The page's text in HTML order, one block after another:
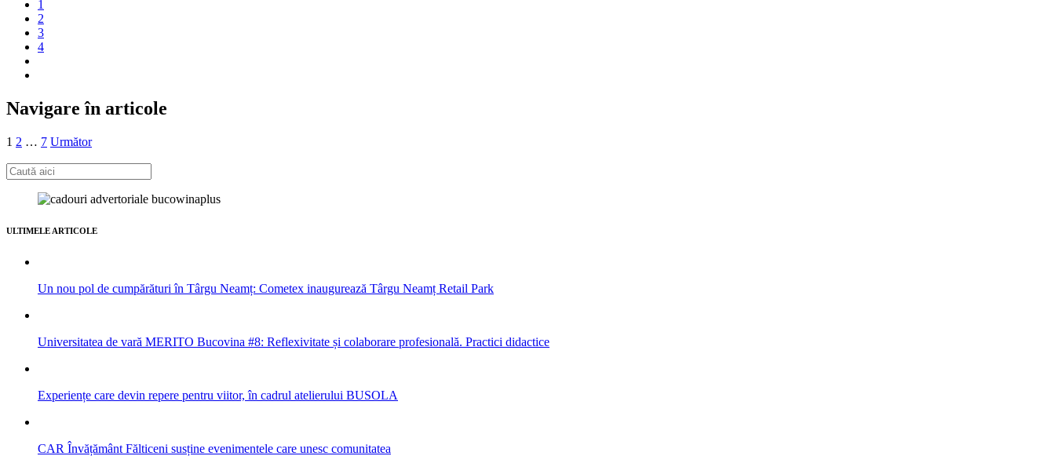
1
2
3
4
Navigare în articole
1 2 … 7 Următor
ULTIMELE ARTICOLE
Un nou pol de cumpărături în Târgu Neamț: Cometex inaugurează Târgu Neamț Retail Park
Universitatea de vară MERITO Bucovina #8: Reflexivitate și colaborare profesională. Practici didactice
Experiențe care devin repere pentru viitor, în cadrul atelierului BUSOLA
CAR Învățământ Fălticeni susține evenimentele care unesc comunitatea